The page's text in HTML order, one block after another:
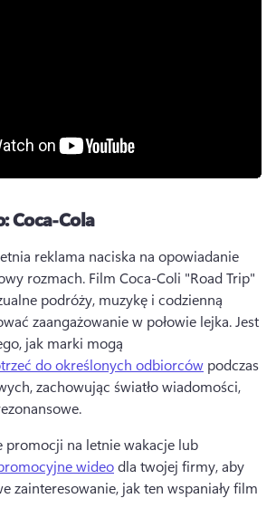
Coca-Cola
reklama naciska na opowiadanie
rozmach. Film Coca-Coli "Road Trip"
podróży, muzykę i codzienną
zaangażowanie w połowie lejka. Jest
jak marki mogą
do określonych odbiorców podczas
zachowując światło wiadomości,
promocji na letnie wakacje lub
wideo dla twojej firmy, aby
zainteresowanie, jak ten wspaniały film